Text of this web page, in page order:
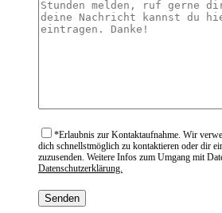
*Erlaubnis zur Kontaktaufnahme. Wir
dich schnellstmöglich zu kontaktieren oder dir
zuzusenden. Weitere Infos zum Umgang mit
Datenschutzerklärung.